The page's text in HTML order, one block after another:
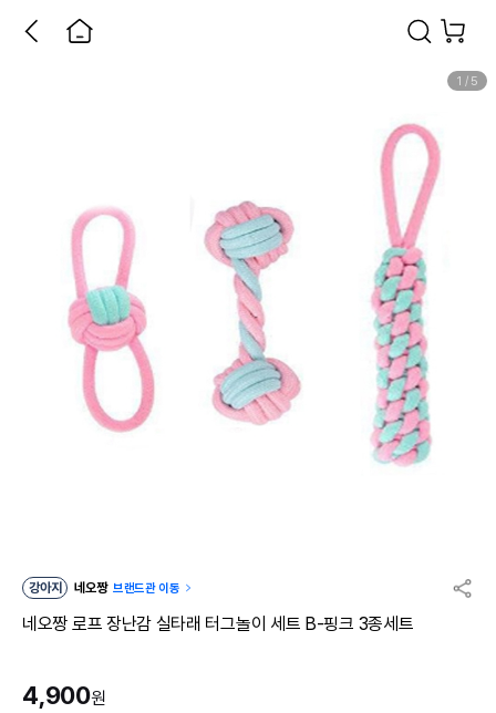
1 / 5
강아지 네오짱 브랜드관 이동
네오짱 로프 장난감 실타래 터그놀이 세트 B-핑크 3종세트
4,900원